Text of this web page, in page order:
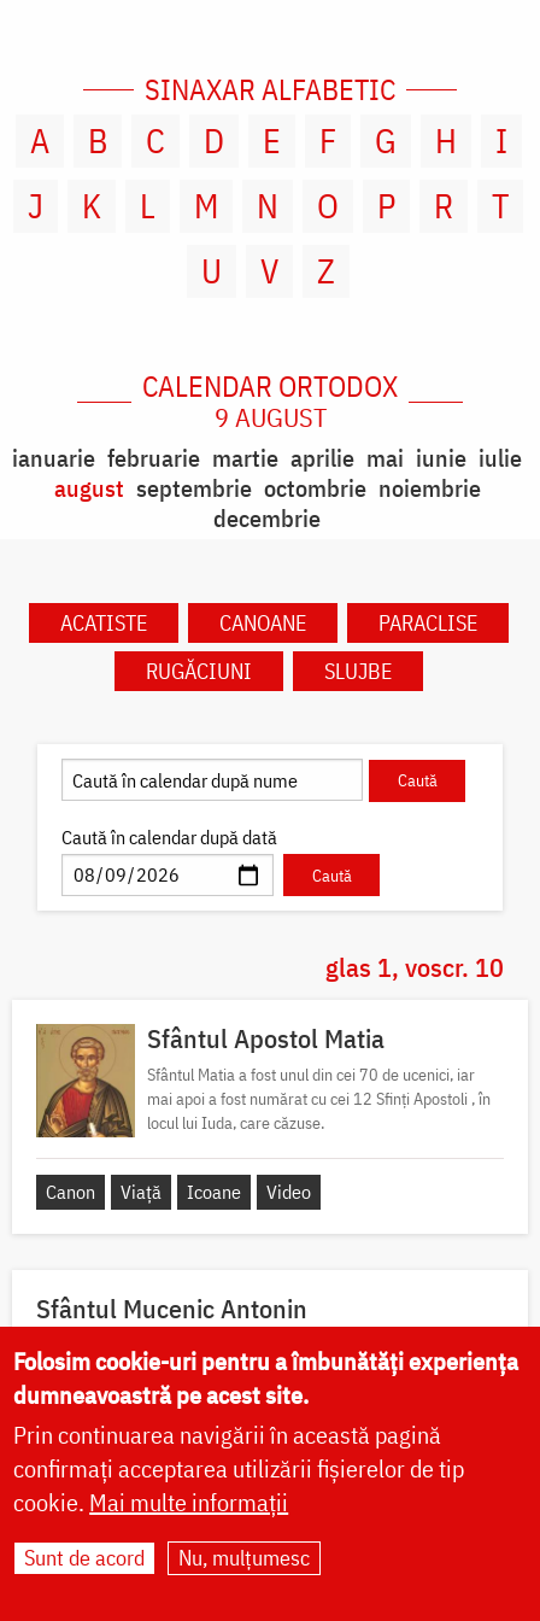
SINAXAR ALFABETIC
A B C D E F G H
I
J
K L M N O P R
T
U
V Z
CALENDAR ORTODOX
9 AUGUST
ianuarie februarie martie aprilie mai iunie iulie
august septembrie octombrie noiembrie
decembrie
ACATISTE CANOANE
PARACLISE
RUGĂCIUNI
SLUJBE
Caută în calendar după dată
glas 1, voscr. 10
Sfântul Apostol Matia
Sfântul Matia a fost unul din cei 70 de ucenici, iar
mai apoi a fost numărat cu cei 12 Sfinți Apostoli , în
locul lui Iuda, care căzuse.
Canon Viață Icoane Video
Sfântul Mucenic Antonin
Sfinții 10 Mucenici Mărturisitori
pentru icoana lui Hristos
Sfinții, întărindu-se cu puterea lui Hristos, răbdau
cu vitejie, neslăbind cu trupurile. Iar tiranul, văzând
acest lucru, a poruncit să le ardă fețele cu fiare
arse,...
Folosim cookie-uri pentru a îmbunătăți experiența
dumneavoastră pe acest site.
Prin continuarea navigării în această pagină
confirmați acceptarea utilizării fișierelor de tip
cookie. Mai multe informații
Sunt de acord Nu, mulțumesc